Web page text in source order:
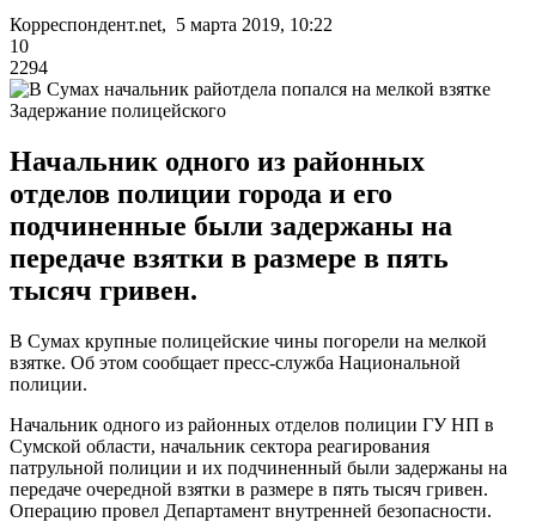
Корреспондент.net, 5 марта 2019, 10:22
10
2294
Задержание полицейского
Начальник одного из районных
отделов полиции города и его
подчиненные были задержаны на
передаче взятки в размере в пять
тысяч гривен.
В Сумах крупные полицейские чины погорели на мелкой
взятке. Об этом сообщает пресс-служба Национальной
полиции.
Начальник одного из районных отделов полиции ГУ НП в
Сумской области, начальник сектора реагирования
патрульной полиции и их подчиненный были задержаны на
передаче очередной взятки в размере в пять тысяч гривен.
Операцию провел Департамент внутренней безопасности.